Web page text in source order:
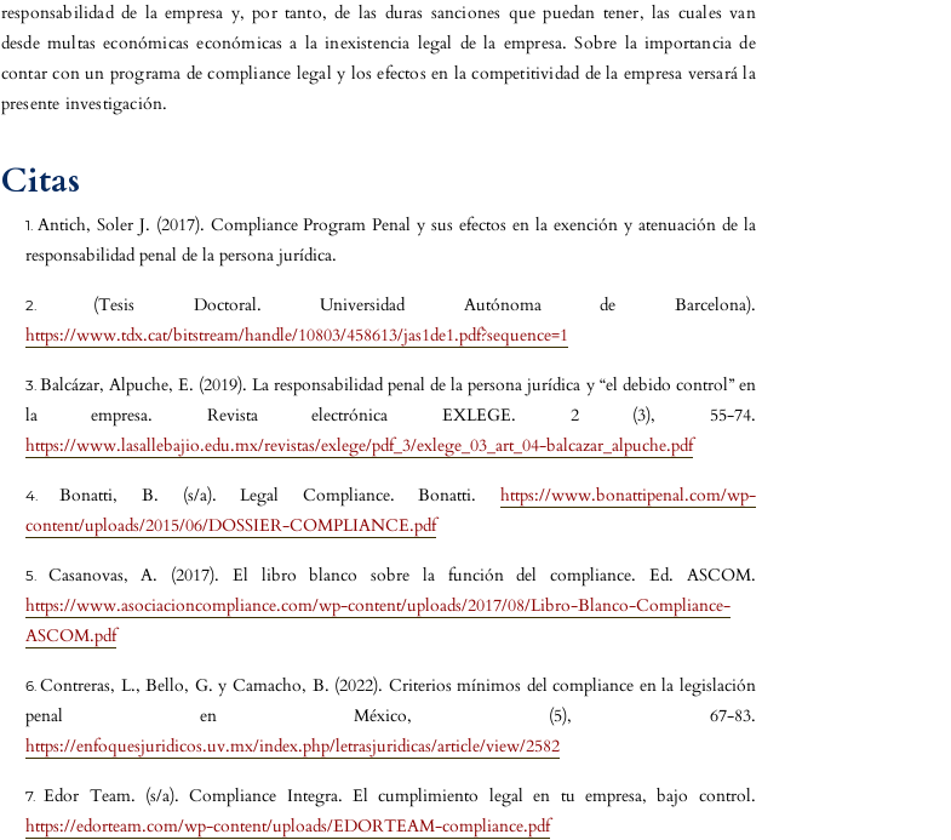
responsabilidad de la empresa y, por tanto, de las duras sanciones que puedan tener, las cuales van
desde multas económicas económicas a la inexistencia legal de la empresa. Sobre la importancia de
contar con un programa de compliance legal y los efectos en la competitividad de la empresa versará la
presente investigación.
Citas
Antich, Soler J. (2017). Compliance Program Penal y sus efectos en la exención y atenuación de la
responsabilidad penal de la persona jurídica.
(Tesis Doctoral. Universidad Autónoma de Barcelona).
https://www.tdx.cat/bitstream/handle/10803/458613/jas1de1.pdf?sequence=1
Balcázar, Alpuche, E. (2019). La responsabilidad penal de la persona jurídica y “el debido control” en
la empresa. Revista electrónica EXLEGE. 2 (3), 55-74.
https://www.lasallebajio.edu.mx/revistas/exlege/pdf_3/exlege_03_art_04-balcazar_alpuche.pdf
Bonatti, B. (s/a). Legal Compliance. Bonatti. https://www.bonattipenal.com/wp-
content/uploads/2015/06/DOSSIER-COMPLIANCE.pdf
Casanovas, A. (2017). El libro blanco sobre la función del compliance. Ed. ASCOM.
https://www.asociacioncompliance.com/wp-content/uploads/2017/08/Libro-Blanco-Compliance-
ASCOM.pdf
Contreras, L., Bello, G. y Camacho, B. (2022). Criterios mínimos del compliance en la legislación
penal en México, (5), 67-83.
https://enfoquesjuridicos.uv.mx/index.php/letrasjuridicas/article/view/2582
Edor Team. (s/a). Compliance Integra. El cumplimiento legal en tu empresa, bajo control.
https://edorteam.com/wp-content/uploads/EDORTEAM-compliance.pdf